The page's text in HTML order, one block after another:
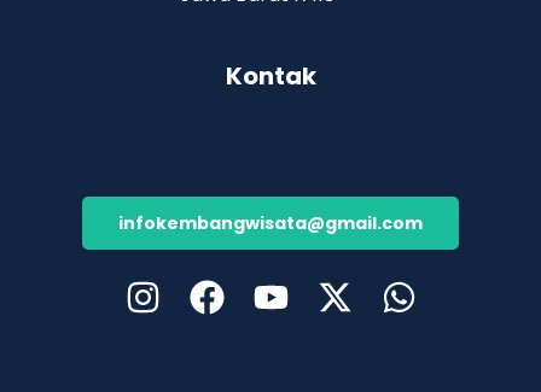
Kontak
infokembangwisata@gmail.com